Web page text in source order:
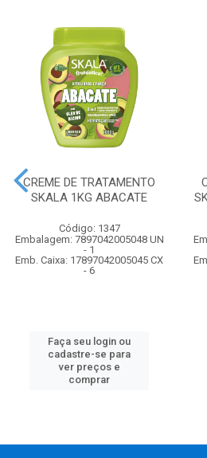
CREME DE TRATAMENTO
SKALA 1KG ABACATE
Código: 1347
Embalagem: 7897042005048 UN
- 1
Emb. Caixa: 17897042005045 CX
- 6
Faça seu login ou
cadastre-se para
ver preços e
comprar